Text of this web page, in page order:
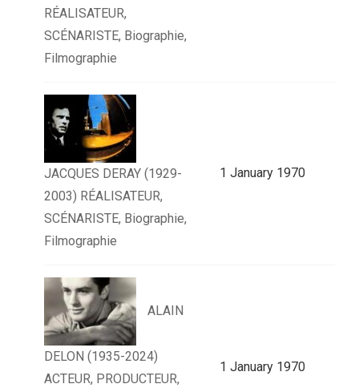
RÉALISATEUR,
SCÉNARISTE, Biographie,
Filmographie
JACQUES DERAY (1929-
2003) RÉALISATEUR,
SCÉNARISTE, Biographie,
Filmographie
1 January 1970
ALAIN
DELON (1935-2024)
ACTEUR, PRODUCTEUR,
1 January 1970